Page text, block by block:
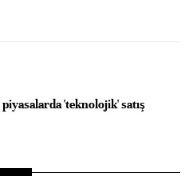
'teknolojik' satış